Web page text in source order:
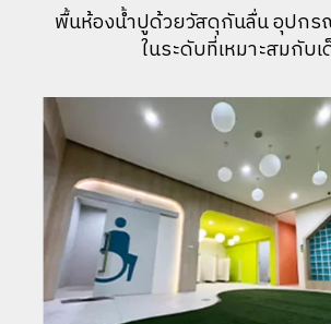
พื้นห้องน้ำปูด้วยวัสดุกันลื่น อุปก
ในระดับที่เหมาะสมกับ